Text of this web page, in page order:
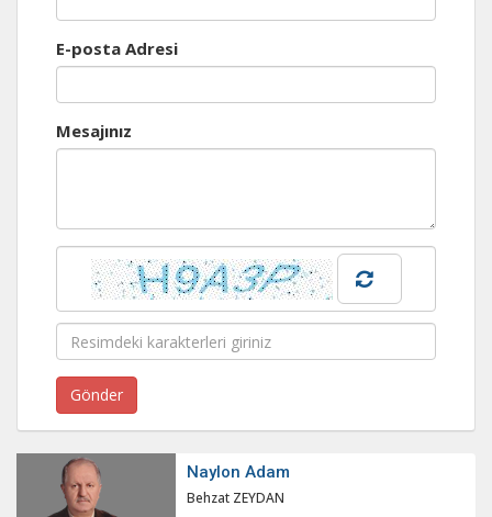
E-posta Adresi
Mesajınız
Naylon Adam
Behzat ZEYDAN